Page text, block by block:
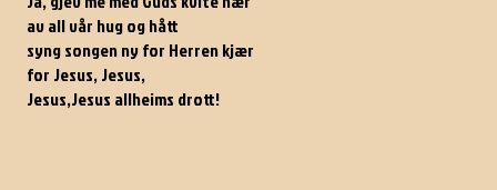
av all vår hug og hått
syng songen ny for Herren kjær
for Jesus, Jesus,
Jesus,Jesus allheims drott!